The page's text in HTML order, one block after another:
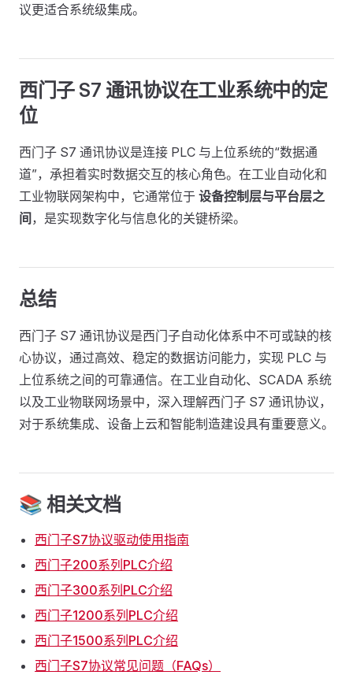
议更适合系统级集成。
西门子 S7 通讯协议在工业系统中的定
位
西门子 S7 通讯协议是连接 PLC 与上位系统的“数据通
道”，承担着实时数据交互的核心角色。在工业自动化和
工业物联网架构中，它通常位于 设备控制层与平台层之
间 ，是实现数字化与信息化的关键桥梁。
总结
西门子 S7 通讯协议是西门子自动化体系中不可或缺的核
心协议，通过高效、稳定的数据访问能力，实现 PLC 与
上位系统之间的可靠通信。在工业自动化、SCADA 系统
以及工业物联网场景中，深入理解西门子 S7 通讯协议，
对于系统集成、设备上云和智能制造建设具有重要意义。
📚 相关文档
西门子S7协议驱动使用指南
西门子200系列PLC介绍
西门子300系列PLC介绍
西门子1200系列PLC介绍
西门子1500系列PLC介绍
西门子S7协议常见问题（FAQs）